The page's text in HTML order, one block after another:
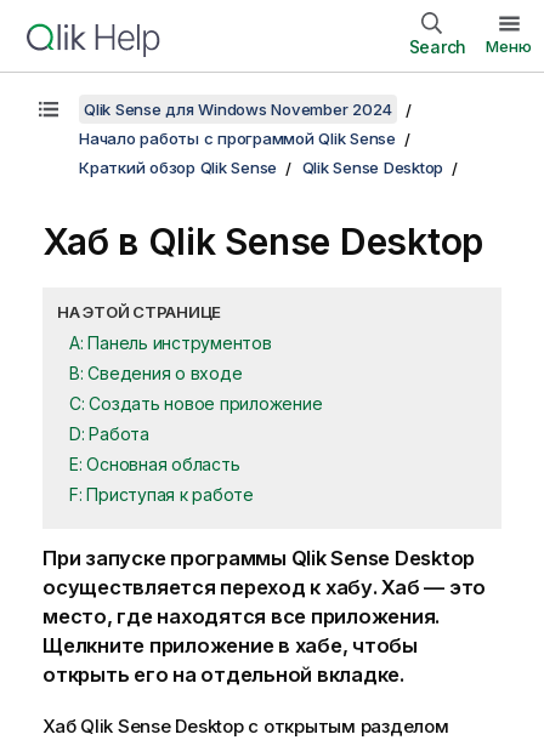
Search Меню
Qlik Sense для Windows November 2024
Начало работы с программой Qlik Sense
Краткий обзор Qlik Sense
Qlik Sense Desktop
Хаб в Qlik Sense Desktop
НА ЭТОЙ СТРАНИЦЕ
A: Панель инструментов
B: Сведения о входе
C: Создать новое приложение
D: Работа
E: Основная область
F: Приступая к работе
При запуске программы Qlik Sense Desktop
осуществляется переход к хабу. Хаб — это
место, где находятся все приложения.
Щелкните приложение в хабе, чтобы
открыть его на отдельной вкладке.
Хаб Qlik Sense Desktopс открытым разделом